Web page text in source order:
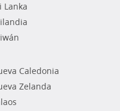
Lanka
Caledonia
Zelanda